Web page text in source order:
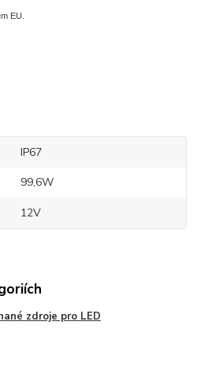
EU.
IP67
99,6W
12V
zdroje pro LED